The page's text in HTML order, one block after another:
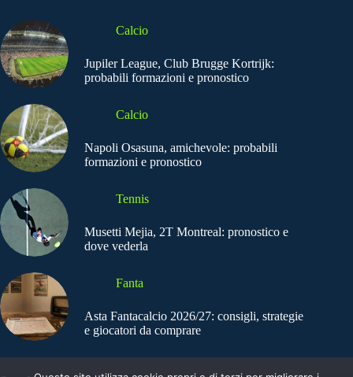
Calcio
Jupiler League, Club Brugge Kortrijk:
probabili formazioni e pronostico
Calcio
Napoli Osasuna, amichevole: probabili
formazioni e pronostico
Tennis
Musetti Mejia, 2T Montreal: pronostico e
dove vederla
Fanta
Asta Fantacalcio 2026/27: consigli, strategie
e giocatori da comprare